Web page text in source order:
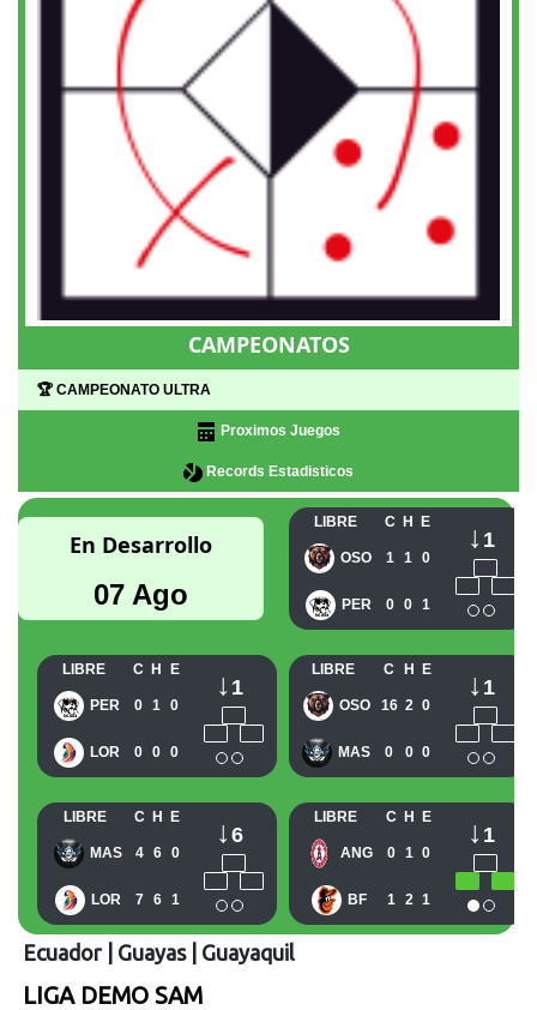
CAMPEONATOS
🏆 CAMPEONATO ULTRA
Proximos Juegos
Records Estadisticos
Ecuador Guayas Guayaquil
LIGA DEMO SAM